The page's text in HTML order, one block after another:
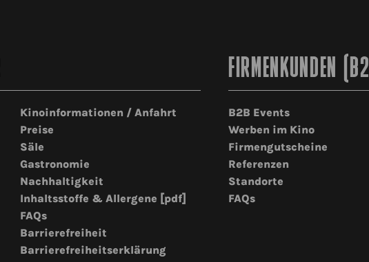
Kinoinformationen / Anfahrt
Preise
Säle
Gastronomie
Nachhaltigkeit
Inhaltsstoffe & Allergene [pdf]
FAQs
Barrierefreiheit
Barrierefreiheitserklärung
FIRMENKUNDEN
B2B Events
Werben im Kino
Firmengutscheine
Referenzen
Standorte
FAQs